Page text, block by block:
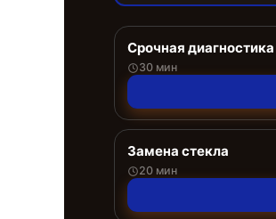
Срочная диагностика
30 мин
Замена стекла
20 мин